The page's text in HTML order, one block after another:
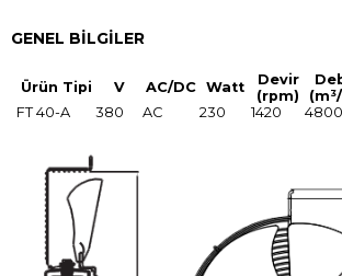
GENEL BILGILER
Ürün Tipi V AC/DC Watt
Devir
(rpm)
FT 40-A
380 AC 230 1420 4800